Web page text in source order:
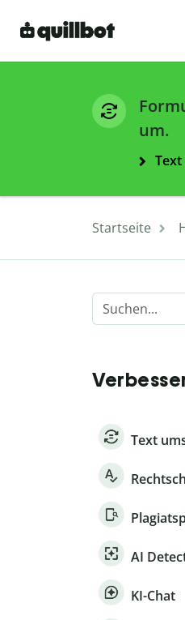
um.
Startseite
Text
AI
KI-Chat